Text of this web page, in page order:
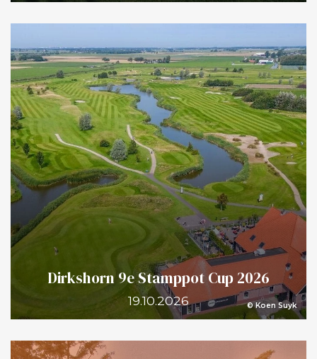
© Koen Suyk
Dirkshorn 9e Stamppot Cup 2026
19.10.2026